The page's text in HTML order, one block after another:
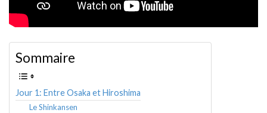
Sommaire
Jour 1: Entre Osaka et Hiroshima
Le Shinkansen